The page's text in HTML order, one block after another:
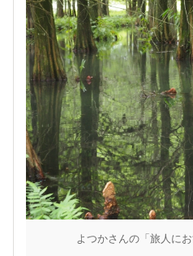
よつかさんの「旅人に